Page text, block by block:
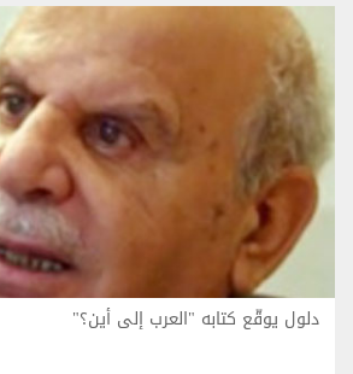
دلول يوقّع كتابه "العرب إلى أين؟"